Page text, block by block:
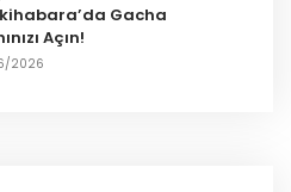
Gacha
Açın!
2026